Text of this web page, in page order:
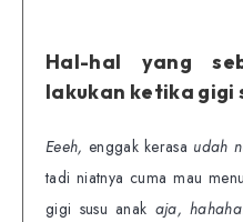
Hal-hal yang
lakukan ketika gigi
Eeeh, enggak kerasa udah
tadi niatnya cuma mau
gigi susu anak aja,